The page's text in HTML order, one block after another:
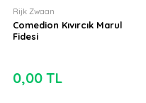
Rijk Zwaan
Comedion Kıvırcık Marul
Fidesi
0,00 TL